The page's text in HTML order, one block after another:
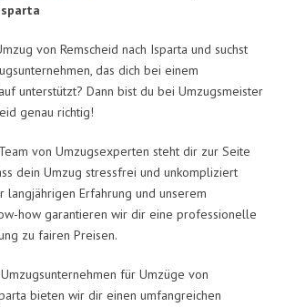
von Remscheid nach Isparta und suchst
das dich bei einem
unterstützt? Dann bist du bei Umzugsmeister
genau richtig!
von Umzugsexperten steht dir zur Seite
dein Umzug stressfrei und unkompliziert
langjährigen Erfahrung und unserem
how garantieren wir dir eine professionelle
zu fairen Preisen.
für Umzüge von
bieten wir dir einen umfangreichen